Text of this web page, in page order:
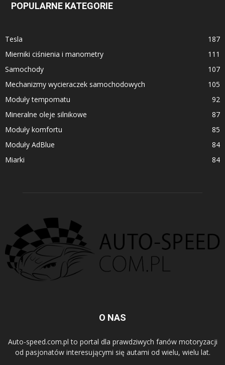
POPULARNE KATEGORIE
Tesla
187
Mierniki ciśnienia i manometry
111
Samochody
107
Mechanizmy wycieraczek samochodowych
105
Moduły tempomatu
92
Mineralne oleje silnikowe
87
Moduły komfortu
85
Moduły AdBlue
84
Miarki
84
O NAS
Auto-speed.com.pl to portal dla prawdziwych fanów motoryzacji
od pasjonatów interesującymi się autami od wielu, wielu lat.